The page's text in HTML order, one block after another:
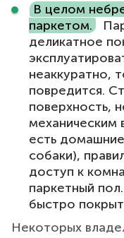
В целом
паркетом.
деликатное
неаккуратно,
повредится.
поверхность,
механическим
есть
собаки),
доступ к
паркетный
быстро
Некоторых